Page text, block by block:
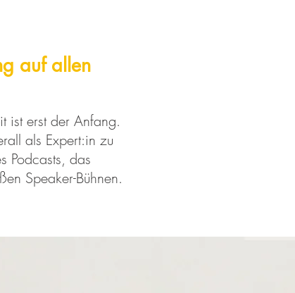
auf allen
ist erst der Anfang.
als Expert:in zu
Podcasts, das
Speaker-Bühnen.